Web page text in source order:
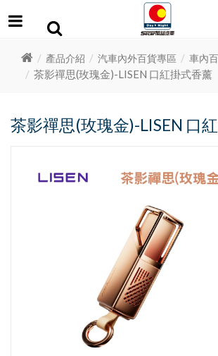
產品介紹 汽車內外百貨專區 車內
茶影禪思(玫瑰金)-LISEN 口紅掛式香薰
茶影禪思(玫瑰金)-LISEN 口